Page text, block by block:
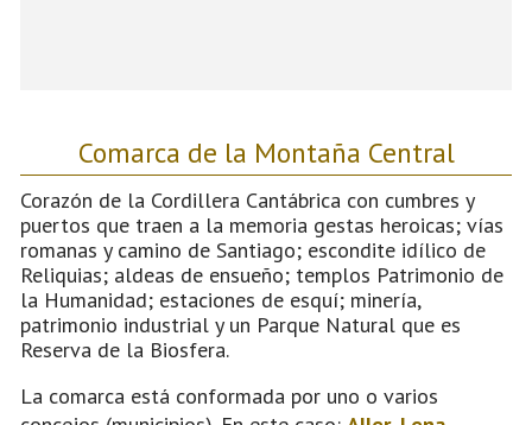
Comarca de la Montaña Central
Corazón de la Cordillera Cantábrica con cumbres y
puertos que traen a la memoria gestas heroicas; vías
romanas y camino de Santiago; escondite idílico de
Reliquias; aldeas de ensueño; templos Patrimonio de
la Humanidad; estaciones de esquí; minería,
patrimonio industrial y un Parque Natural que es
Reserva de la Biosfera.
La comarca está conformada por uno o varios